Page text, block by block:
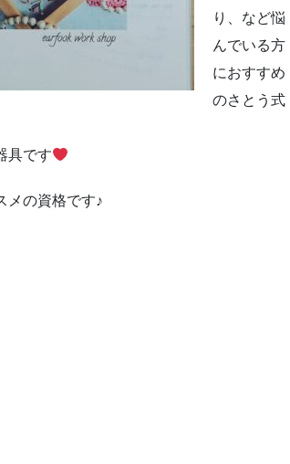
り、など悩
んでいる方
におすすめ
のさとう式
具です
メの資格です♪